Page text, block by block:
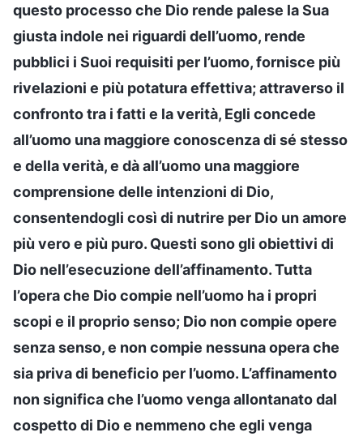
questo processo che Dio rende palese la Sua
giusta indole nei riguardi dell’uomo, rende
pubblici i Suoi requisiti per l’uomo, fornisce più
rivelazioni e più potatura effettiva; attraverso il
confronto tra i fatti e la verità, Egli concede
all’uomo una maggiore conoscenza di sé stesso
e della verità, e dà all’uomo una maggiore
comprensione delle intenzioni di Dio,
consentendogli così di nutrire per Dio un amore
più vero e più puro. Questi sono gli obiettivi di
Dio nell’esecuzione dell’affinamento. Tutta
l’opera che Dio compie nell’uomo ha i propri
scopi e il proprio senso; Dio non compie opere
senza senso, e non compie nessuna opera che
sia priva di beneficio per l’uomo. L’affinamento
non significa che l’uomo venga allontanato dal
cospetto di Dio e nemmeno che egli venga